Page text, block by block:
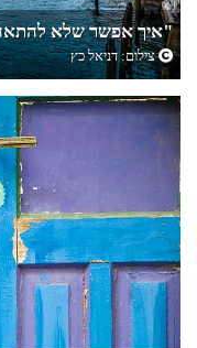
"איך אפשר שלא
צילום:דניאל כץ